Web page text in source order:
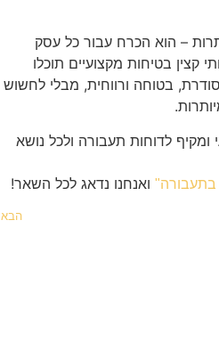
– הוא הכרח עבור כל עסק
קצין בטיחות מקצועיים תוכלו
בטוחה ורווחית, מבלי לחשוש
ומקיף לדוחות תעבורה ולכל נושא
בתעבורה" ואנחנו נדאג לכל השאר!
הבא